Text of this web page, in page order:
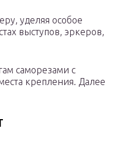
уделяя особое
выступов, эркеров,
саморезами с
крепления. Далее